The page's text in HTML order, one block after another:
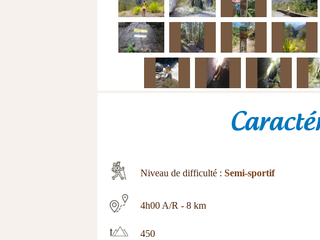
Niveau de difficulté : Semi-sportif
4h00 A/R - 8 km
450